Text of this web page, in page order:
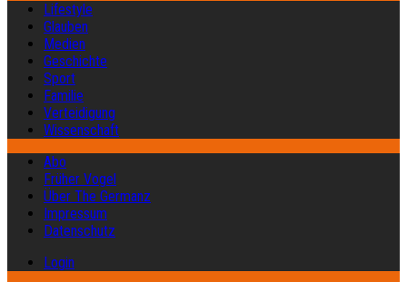
Lifestyle
Glauben
Medien
Geschichte
Sport
Familie
Verteidigung
Wissenschaft
Abo
Früher Vogel
Über The Germanz
Impressum
Datenschutz
Login